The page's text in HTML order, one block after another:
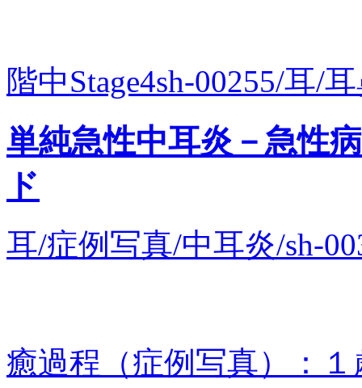
階中Stage4sh-00255/耳/
単純急性中耳炎－急性
ド
耳/症例写真/中耳炎/sh-
癒過程（症例写真）：